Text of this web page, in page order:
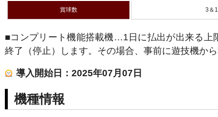
賞球数 3＆
■コンプリート機能搭載機…1日に払出が出来る上
終了（停止）します。その場合、事前に遊技機か
導入開始日：2025年07月07日
機種情報